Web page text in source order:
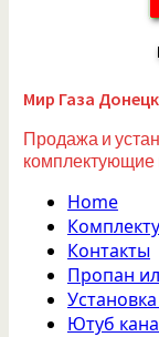
Мир Газа
Продажа и
комплектующие
Home
Контакты
Пропан
Ютуб